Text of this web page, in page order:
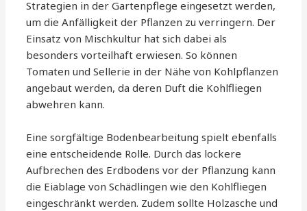
Strategien in der Gartenpflege eingesetzt werden,
um die Anfälligkeit der Pflanzen zu verringern. Der
Einsatz von Mischkultur hat sich dabei als
besonders vorteilhaft erwiesen. So können
Tomaten und Sellerie in der Nähe von Kohlpflanzen
angebaut werden, da deren Duft die Kohlfliegen
abwehren kann.
Eine sorgfältige Bodenbearbeitung spielt ebenfalls
eine entscheidende Rolle. Durch das lockere
Aufbrechen des Erdbodens vor der Pflanzung kann
die Eiablage von Schädlingen wie den Kohlfliegen
eingeschränkt werden. Zudem sollte Holzasche und